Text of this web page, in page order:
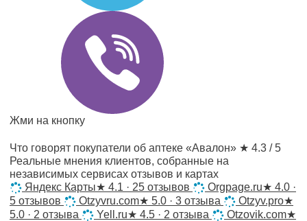
Жми на кнопку
Что говорят покупатели об аптеке «Авалон» ★ 4.3 / 5
Реальные мнения клиентов, собранные на
независимых сервисах отзывов и картах
Яндекс Карты★ 4.1 · 25 отзывов Orgpage.ru★ 4.0 ·
5 отзывов
Otzyvru.com★ 5.0 · 3 отзыва Otzyv.pro★
5.0 · 2 отзыва
Yell.ru★ 4.5 · 2 отзыва Otzovik.com★